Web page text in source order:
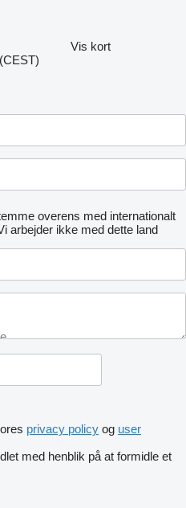
Vis kort
overens med internationalt
arbejder ikke med dette land
privacy policy og user
med henblik på at formidle et